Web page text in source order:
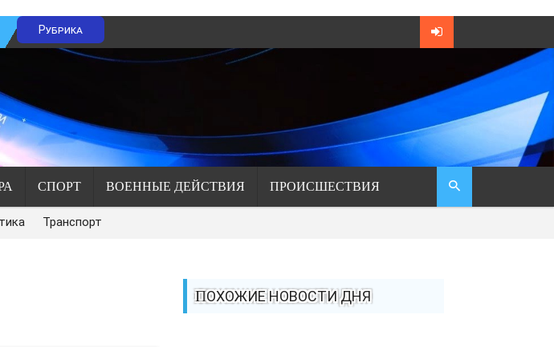
Рубрика
СПОРТ ВОЕННЫЕ ДЕЙСТВИЯ ПРОИСШЕСТВИЯ
Транспорт
ПОХОЖИЕ НОВОСТИ ДНЯ